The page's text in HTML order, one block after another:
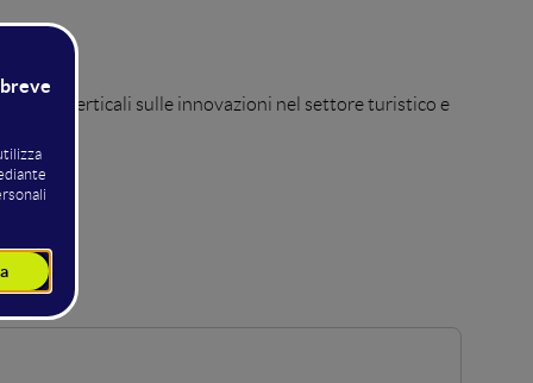
e verticali sulle innovazioni nel settore turistico e